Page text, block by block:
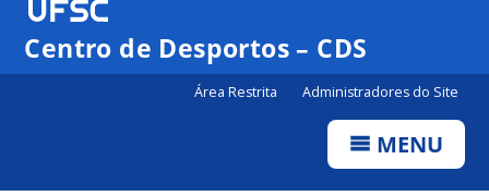
Canais
Centro de Desportos – CDS
Área Restrita Administradores do Site
MENU